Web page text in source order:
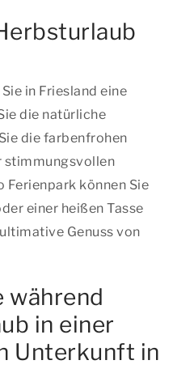
in Friesland eine
die natürliche
die farbenfrohen
stimmungsvollen
Ferienpark können Sie
einer heißen Tasse
Genuss von
während
in einer
Unterkunft in